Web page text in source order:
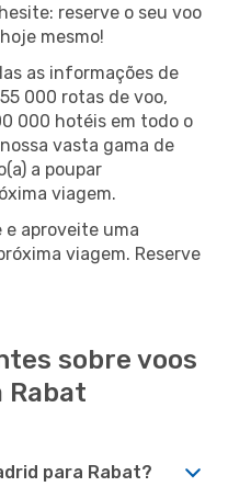
reserve o seu voo
mesmo!
as informações de
000 rotas de voo,
000 hotéis em todo o
vasta gama de
a poupar
viagem.
e aproveite uma
viagem. Reserve
sobre voos
Rabat
para Rabat?